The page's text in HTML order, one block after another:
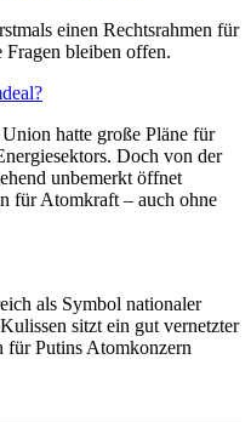
einen Rechtsrahmen für
bleiben offen.
hatte große Pläne für
Doch von der
unbemerkt öffnet
für Atomkraft – auch ohne
als Symbol nationaler
sitzt ein gut vernetzter
für Putins Atomkonzern